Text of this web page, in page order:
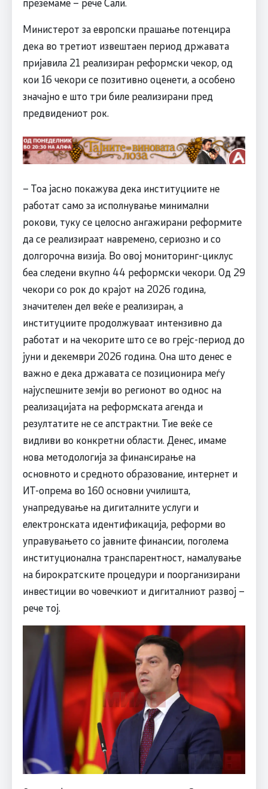
Министерот за европски прашање потенцира
дека во третиот извештаен период државата
пријавила 21 реализиран реформски чекор, од
кои 16 чекори се позитивно оценети, а особено
значајно е што три биле реализирани пред
предвидениот рок.
– Тоа јасно покажува дека институциите не
работат само за исполнување минимални
рокови, туку се целосно ангажирани реформите
да се реализираат навремено, сериозно и со
долгорочна визија. Во овој мониторинг-циклус
беа следени вкупно 44 реформски чекори. Од 29
чекори со рок до крајот на 2026 година,
значителен дел веќе е реализиран, а
институциите продолжуваат интензивно да
работат и на чекорите што се во грејс-период до
јуни и декември 2026 година. Она што денес е
важно е дека државата се позиционира меѓу
најуспешните земји во регионот во однос на
реализацијата на реформската агенда и
резултатите не се апстрактни. Тие веќе се
видливи во конкретни области. Денес, имаме
нова методологија за финансирање на
основното и средното образование, интернет и
ИТ-опрема во 160 основни училишта,
унапредување на дигиталните услуги и
електронската идентификација, реформи во
управувањето со јавните финансии, поголема
институционална транспарентност, намалување
на бирократските процедури и поорганизирани
инвестиции во човечкиот и дигиталниот развој –
рече тој.